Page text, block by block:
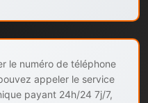
le numéro de téléphone
appeler le service
payant 24h/24 7j/7,